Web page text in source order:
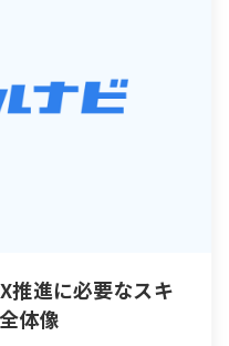
推進に必要なスキ
体像